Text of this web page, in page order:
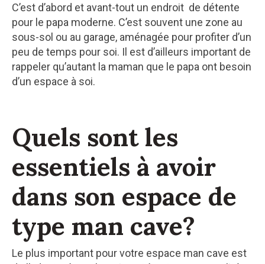
C’est d’abord et avant-tout un endroit de détente
pour le papa moderne. C’est souvent une zone au
sous-sol ou au garage, aménagée pour profiter d’un
peu de temps pour soi. Il est d’ailleurs important de
rappeler qu’autant la maman que le papa ont besoin
d’un espace à soi.
Quels sont les
essentiels à avoir
dans son espace de
type man cave?
Le plus important pour votre espace man cave est